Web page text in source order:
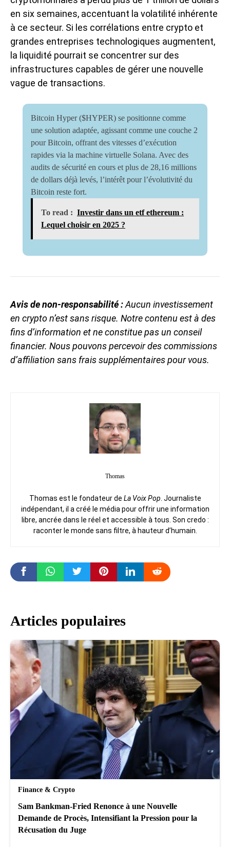
en six semaines, accentuant la volatilité inhérente
à ce secteur. Si les corrélations entre crypto et
grandes entreprises technologiques augmentent,
la liquidité pourrait se concentrer sur des
infrastructures capables de gérer une nouvelle
vague de transactions.
Bitcoin Hyper ($HYPER) se positionne comme
une solution adaptée, agissant comme une couche 2
pour Bitcoin, offrant des vitesses d’exécution
rapides via la machine virtuelle Solana. Avec des
audits de sécurité en cours et plus de 28,16 millions
de dollars déjà levés, l’intérêt pour l’évolutivité du
Bitcoin reste fort.
To read : Investir dans un etf ethereum :
Lequel choisir en 2025 ?
Avis de non-responsabilité :Aucun investissement
en crypto n’est sans risque. Notre contenu est à des
fins d’information et ne constitue pas un conseil
financier. Nous pouvons percevoir des commissions
d’affiliation sans frais supplémentaires pour vous.
Thomas
Thomas est le fondateur de La Voix Pop . Journaliste
indépendant, il a créé le média pour offrir une information
libre, ancrée dans le réel et accessible à tous. Son credo :
raconter le monde sans filtre, à hauteur d’humain.
Articles populaires
Finance & Crypto
Sam Bankman-Fried Renonce à une Nouvelle
Demande de Procès, Intensifiant la Pression pour la
Récusation du Juge